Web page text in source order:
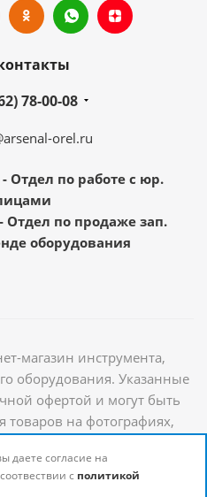
78-00-08
orel.ru
- Отдел по работе с юр.
- Отдел по продаже зап.
оборудования
магазин инструмента,
оборудования. Указанные
офертой и могут быть
на фотографиях,
информацию о стоимости и
получить у наших
даете согласие на
с политикой